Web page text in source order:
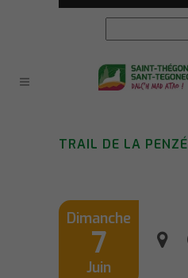
TRAIL DE LA PENZÉ
Dimanche
7
Juin